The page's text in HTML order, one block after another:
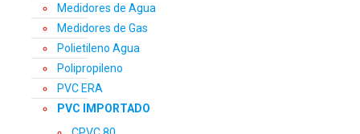
Medidores de Agua
Medidores de Gas
Polietileno Agua
Polipropileno
PVC ERA
PVC IMPORTADO